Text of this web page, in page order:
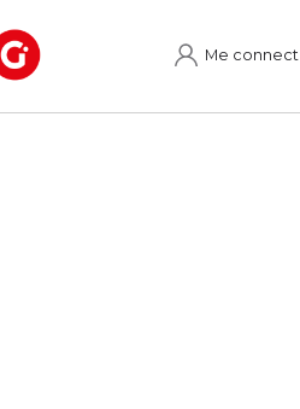
Me